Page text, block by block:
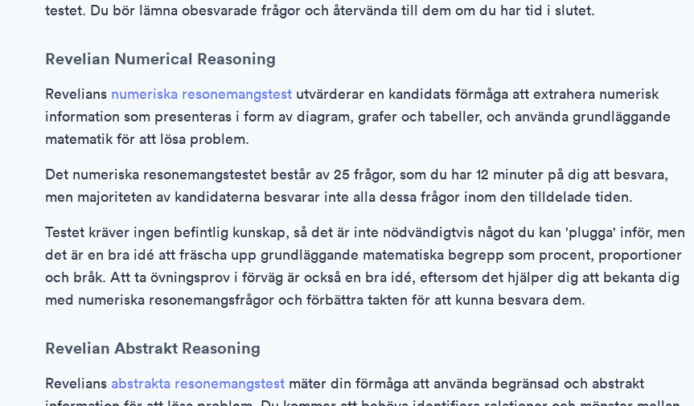
testet. Du bör lämna obesvarade frågor och återvända till dem om du har tid i slutet.
Revelian Numerical Reasoning
Revelians numeriska resonemangstest utvärderar en kandidats förmåga att extrahera numerisk
information som presenteras i form av diagram, grafer och tabeller, och använda grundläggande
matematik för att lösa problem.
Det numeriska resonemangstestet består av 25 frågor, som du har 12 minuter på dig att besvara,
men majoriteten av kandidaterna besvarar inte alla dessa frågor inom den tilldelade tiden.
Testet kräver ingen befintlig kunskap, så det är inte nödvändigtvis något du kan 'plugga' inför, men
det är en bra idé att fräscha upp grundläggande matematiska begrepp som procent, proportioner
och bråk. Att ta övningsprov i förväg är också en bra idé, eftersom det hjälper dig att bekanta dig
med numeriska resonemangsfrågor och förbättra takten för att kunna besvara dem.
Revelian Abstrakt Reasoning
Revelians abstrakta resonemangstest mäter din förmåga att använda begränsad och abstrakt